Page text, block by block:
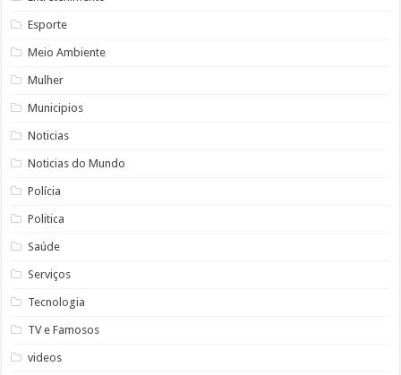
Esporte
Meio Ambiente
Mulher
Municipios
Noticias
Noticias do Mundo
Polícia
Politica
Saúde
Serviços
Tecnologia
TV e Famosos
videos